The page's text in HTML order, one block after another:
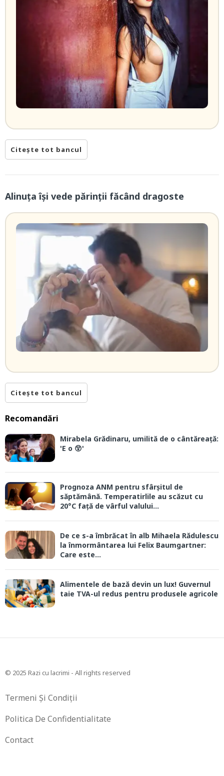
Citește tot bancul
Alinuța își vede părinții făcând dragoste
Citește tot bancul
Recomandări
Mirabela Grădinaru, umilită de o cântăreață:
'E o 😲'
Prognoza ANM pentru sfârșitul de
săptămână. Temperatirlile au scăzut cu
20°C față de vârful valului...
De ce s-a îmbrăcat în alb Mihaela Rădulescu
la înmormântarea lui Felix Baumgartner:
Care este...
Alimentele de bază devin un lux! Guvernul
taie TVA-ul redus pentru produsele agricole
© 2025 Razi cu lacrimi - All rights reserved
Termeni Și Condiții
Politica De Confidentialitate
Contact